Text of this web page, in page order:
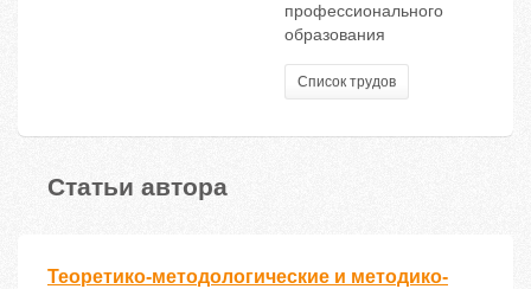
профессионального
образования
Список трудов
Статьи автора
Теоретико-методологические и методико-